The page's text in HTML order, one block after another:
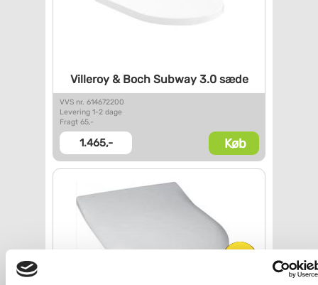
Villeroy & Boch Subway 3.0sæde
VVS nr. 614672200
Levering 1-2 dage
Fragt 65,-
1.465,- Køb